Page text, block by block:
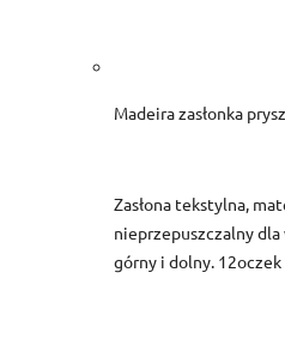
Madeira zasłonka
Zasłona tekstylna,
nieprzepuszczalny
górny i dolny. 12oczek